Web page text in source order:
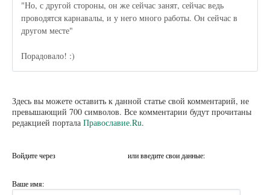
"Но, с другой стороны, он же сейчас занят, сейчас ведь
проводятся карнавалы, и у него много работы. Он сейчас в
другом месте"
Порадовало! :)
Здесь вы можете оставить к данной статье свой комментарий, не
превышающий 700 символов. Все комментарии будут прочитаны
редакцией портала Православие.Ru.
Войдите через или введите свои данные:
Ваше имя: